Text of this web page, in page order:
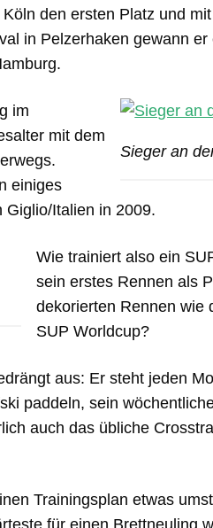
den ersten Platz und
in Pelzerhaken gewann er
Sieger an
im
mit dem
einiges
Giglio/Italien in 2009.
Wie trainiert also ein
sein erstes Rennen als
dekorierten Rennen wie
SUP Worldcup?
aus: Er steht jeden
paddeln, sein
auch das übliche
Trainingsplan etwas
für einen Brettneuling